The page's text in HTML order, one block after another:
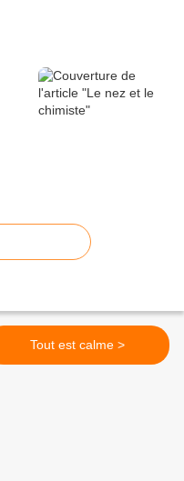
Tout est calme >